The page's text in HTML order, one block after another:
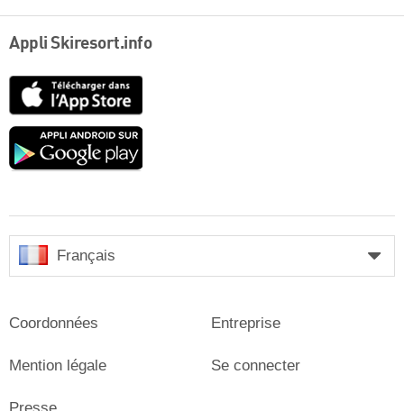
Appli Skiresort.info
Google
Français
Coordonnées
Mention légale
Entreprise
Se connecter